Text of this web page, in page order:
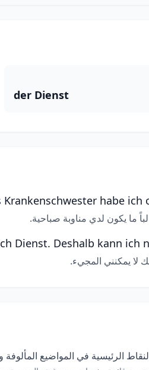
der Dienst
Krankenschwester habe ich
ما يكون لدي مناوبة صباحية.
Dienst. Deshalb kann ich
لا يمكنني المجيء.
الرئيسية في المواضيع المألوفة